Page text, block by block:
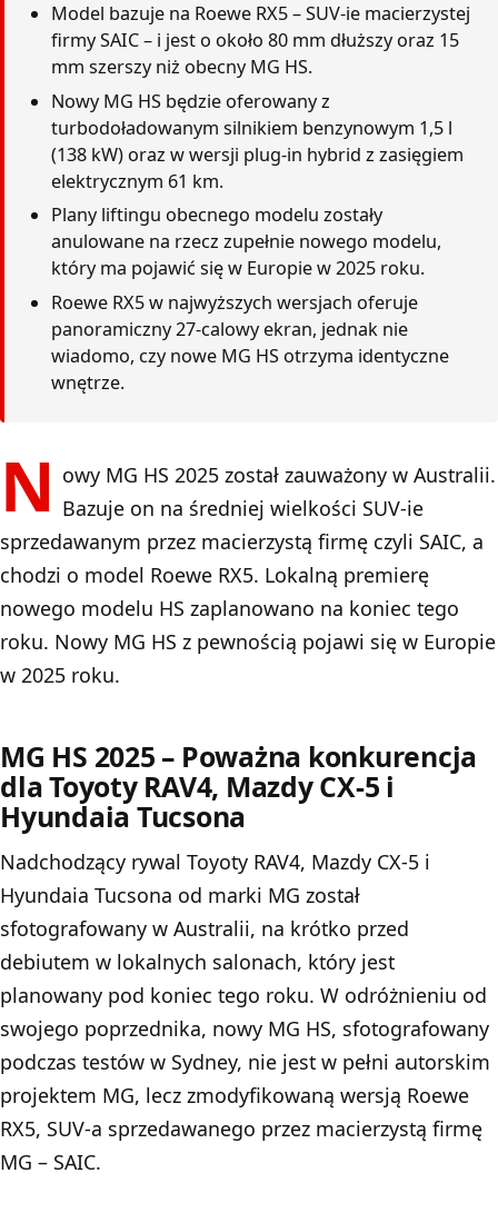
Model bazuje na Roewe RX5 – SUV-ie macierzystej
firmy SAIC – i jest o około 80 mm dłuższy oraz 15
mm szerszy niż obecny MG HS.
Nowy MG HS będzie oferowany z
turbodoładowanym silnikiem benzynowym 1,5 l
(138 kW) oraz w wersji plug-in hybrid z zasięgiem
elektrycznym 61 km.
Plany liftingu obecnego modelu zostały
anulowane na rzecz zupełnie nowego modelu,
który ma pojawić się w Europie w 2025 roku.
Roewe RX5 w najwyższych wersjach oferuje
panoramiczny 27-calowy ekran, jednak nie
wiadomo, czy nowe MG HS otrzyma identyczne
wnętrze.
N owy MG HS 2025 został zauważony w Australii.
Bazuje on na średniej wielkości SUV-ie
sprzedawanym przez macierzystą firmę czyli SAIC, a
chodzi o model Roewe RX5. Lokalną premierę
nowego modelu HS zaplanowano na koniec tego
roku. Nowy MG HS z pewnością pojawi się w Europie
w 2025 roku.
MG HS 2025 – Poważna konkurencja
dla Toyoty RAV4, Mazdy CX-5 i
Hyundaia Tucsona
Nadchodzący rywal Toyoty RAV4, Mazdy CX-5 i
Hyundaia Tucsona od marki MG został
sfotografowany w Australii, na krótko przed
debiutem w lokalnych salonach, który jest
planowany pod koniec tego roku. W odróżnieniu od
swojego poprzednika, nowy MG HS, sfotografowany
podczas testów w Sydney, nie jest w pełni autorskim
projektem MG, lecz zmodyfikowaną wersją Roewe
RX5, SUV-a sprzedawanego przez macierzystą firmę
MG – SAIC.